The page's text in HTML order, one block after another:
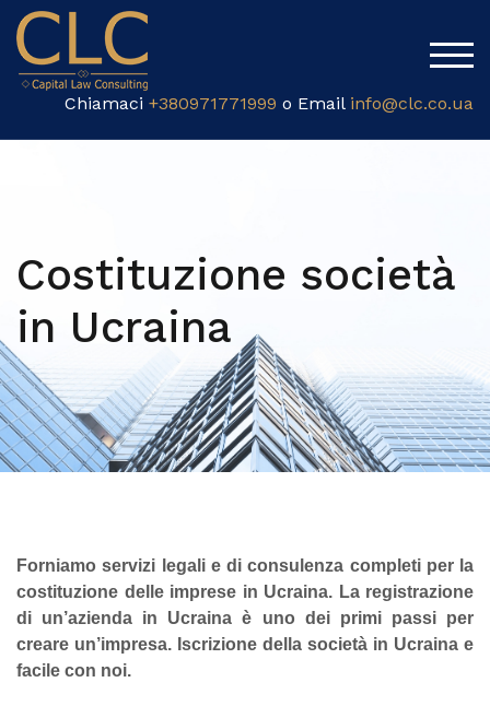
Chiamaci +380971771999 o Email info@clc.co.ua
Costituzione società
in Ucraina
Forniamo servizi legali e di consulenza completi per la
costituzione delle imprese in Ucraina. La registrazione
di un’azienda in Ucraina è uno dei primi passi per
creare un’impresa. Iscrizione della società in Ucraina e
facile con noi.